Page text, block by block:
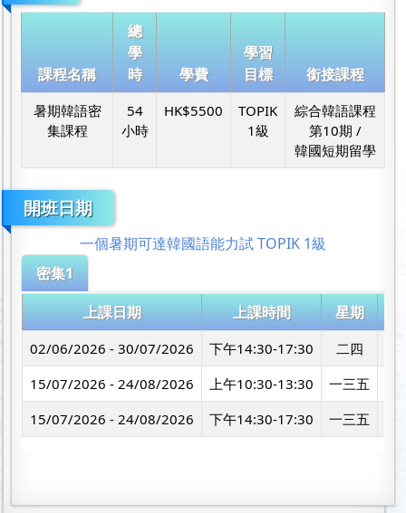
課程名稱
總
學
時
學費
學習
目標
銜接課程
暑期韓語密
集課程
54
小時
HK$5500
TOPIK
1級
綜合韓語課程
第10期 /
韓國短期留學
開班日期
一個暑期可達韓國語能力試 TOPIK 1級
密集1
上課日期
上課時間 星期
02/06/2026 - 30/07/2026 下午14:30-17:30 二四
15/07/2026 - 24/08/2026
上午10:30-13:30 一三五
15/07/2026 - 24/08/2026
下午14:30-17:30 一三五